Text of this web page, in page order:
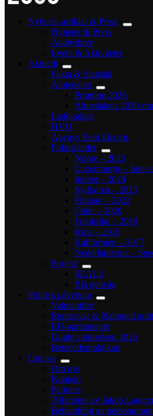
Nyheter, artiklar & Press
Nyheter & Press
Analysbrev
Event & Aktiviteter
Aktuellt
Fakta & Statistik
Almedalen
Program 2026
Almedalens 2030-
Laddguldet
HVO
Always Rent Electric
Fokusländer
Norge – 2025
Luxemburgs –
Indien – 2024
Sydkorea – 2023
Finland – 2022
Chile – 2020
Frankrike – 2019
Kina – 2018
Kalifornien – 2017
Nederländerna –
Projekt
SEALS
Blå genväg
Politisk påverkan
Valmanifest
Remissvar & Nationell
EU-parlamentet
Guide valrörelsen 2026
Beteendepraktikan
Om oss
Om oss
Kontakt
Partners
Till minne av Jakob
Behandling av